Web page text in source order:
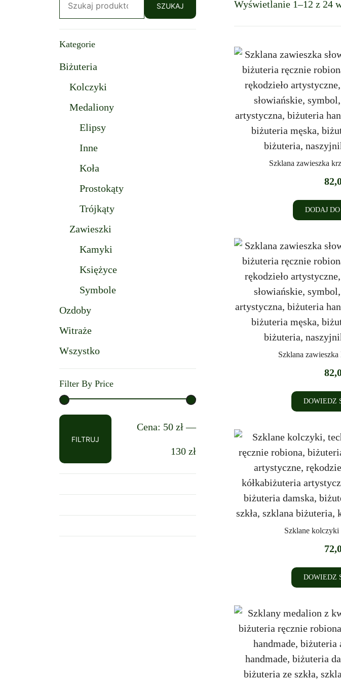
Wyświetlanie 1–12 z 24
Szklana zawieszka
DODAJ
Szklana
DOWIEDZ
Szklane kolczyki
DOWIEDZ
SZUKAJ
Kategorie
Biżuteria
Kolczyki
Medaliony
Elipsy
Inne
Koła
Prostokąty
Trójkąty
Zawieszki
Kamyki
Księżyce
Symbole
Ozdoby
Witraże
Wszystko
Filter By Price
FILTRUJ
Cena: 50 zł—
130 zł